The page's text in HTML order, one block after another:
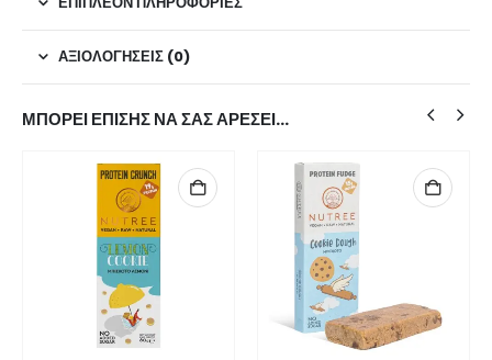
ΑΞΙΟΛΟΓΉΣΕΙΣ (0)
ΜΠΟΡΕΊ ΕΠΊΣΗΣ ΝΑ ΣΑΣ ΑΡΈΣΕΙ…